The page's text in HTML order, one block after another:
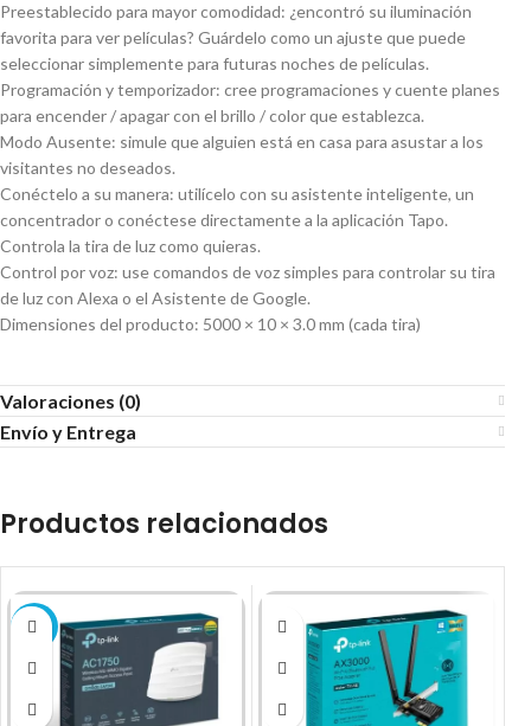
Preestablecido para mayor comodidad: ¿encontró su iluminación
favorita para ver películas? Guárdelo como un ajuste que puede
seleccionar simplemente para futuras noches de películas.
Programación y temporizador: cree programaciones y cuente planes
para encender / apagar con el brillo / color que establezca.
Modo Ausente: simule que alguien está en casa para asustar a los
visitantes no deseados.
Conéctelo a su manera: utilícelo con su asistente inteligente, un
concentrador o conéctese directamente a la aplicación Tapo.
Controla la tira de luz como quieras.
Control por voz: use comandos de voz simples para controlar su tira
de luz con Alexa o el Asistente de Google.
Dimensiones del producto: 5000 × 10 × 3.0 mm (cada tira)
Valoraciones (0)
Envío y Entrega
Productos relacionados